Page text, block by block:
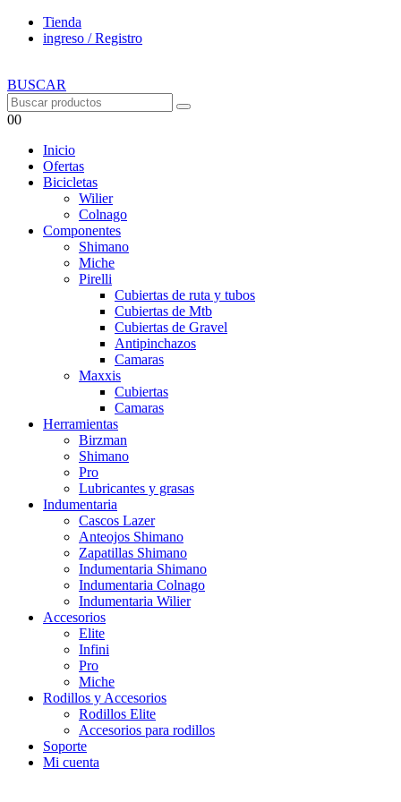
Tienda
ingreso / Registro
BUSCAR
00
Inicio
Ofertas
Bicicletas
Wilier
Colnago
Componentes
Shimano
Miche
Pirelli
Cubiertas de ruta y tubos
Cubiertas de Mtb
Cubiertas de Gravel
Antipinchazos
Camaras
Maxxis
Cubiertas
Camaras
Herramientas
Birzman
Shimano
Pro
Lubricantes y grasas
Indumentaria
Cascos Lazer
Anteojos Shimano
Zapatillas Shimano
Indumentaria Shimano
Indumentaria Colnago
Indumentaria Wilier
Accesorios
Elite
Infini
Pro
Miche
Rodillos y Accesorios
Rodillos Elite
Accesorios para rodillos
Soporte
Mi cuenta